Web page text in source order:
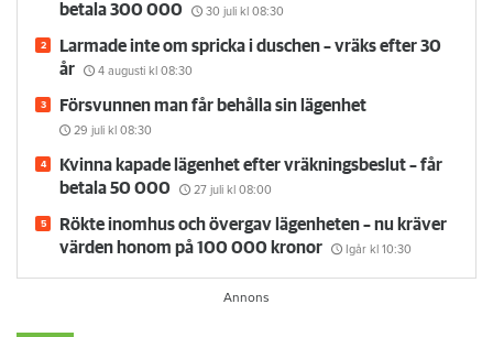
betala 300 000
30 juli kl 08:30
Larmade inte om spricka i duschen – vräks efter 30
år
4 augusti kl 08:30
Försvunnen man får behålla sin lägenhet
29 juli kl 08:30
Kvinna kapade lägenhet efter vräkningsbeslut – får
betala 50 000
27 juli kl 08:00
Rökte inomhus och övergav lägenheten – nu kräver
värden honom på 100 000 kronor
Igår kl 10:30